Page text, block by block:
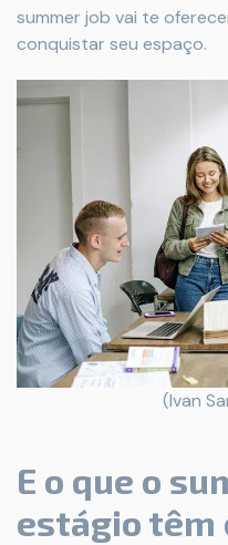
summer job vai te
conquistar seu espaço.
(Ivan
E o que o
estágio têm